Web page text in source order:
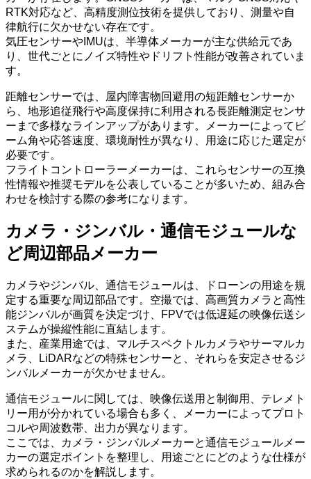
RTK対応など、高精度測位技術を提供しており、測量や自
律航行に欠かせない存在です。
気圧センサーやIMUは、半導体メーカーが主な供給元であ
り、世代ごとにノイズ特性やドリフト性能が改善されていま
す。
距離センサーでは、屋内障害物回避用の短距離センサーか
ら、地形追従飛行や高度保持に利用される長距離測定センサ
ーまで多様なラインアップがあります。メーカーによってビ
ーム角や応答速度、環境耐性が異なり、用途に応じた選定が
必要です。
フライトコントローラーメーカーは、これらセンサーの互換
性情報や推奨モデルを公表していることが多いため、組み合
わせを検討する際の参考になります。
カメラ・ジンバル・通信モジュールな
ど周辺部品メーカー
カメラやジンバル、通信モジュールは、ドローンの用途を規
定する重要な周辺部品です。空撮では、高画質カメラと高性
能ジンバルが画質を決定づけ、FPVでは低遅延の映像伝送シ
ステムが操縦性能に直結します。
また、産業用途では、マルチスペクトルカメラやサーマルカ
メラ、LiDARなどの特殊センサーと、それらを安定させるジ
ンバルメーカーが欠かせません。
通信モジュールに関しては、映像伝送用と制御用、テレメト
リー用が分かれている場合も多く、メーカーによってプロト
コルや周波数帯、出力が異なります。
ここでは、カメラ・ジンバルメーカーと通信モジュールメー
カーの選定ポイントを整理し、用途ごとにどのような仕様が
求められるのかを解説します。